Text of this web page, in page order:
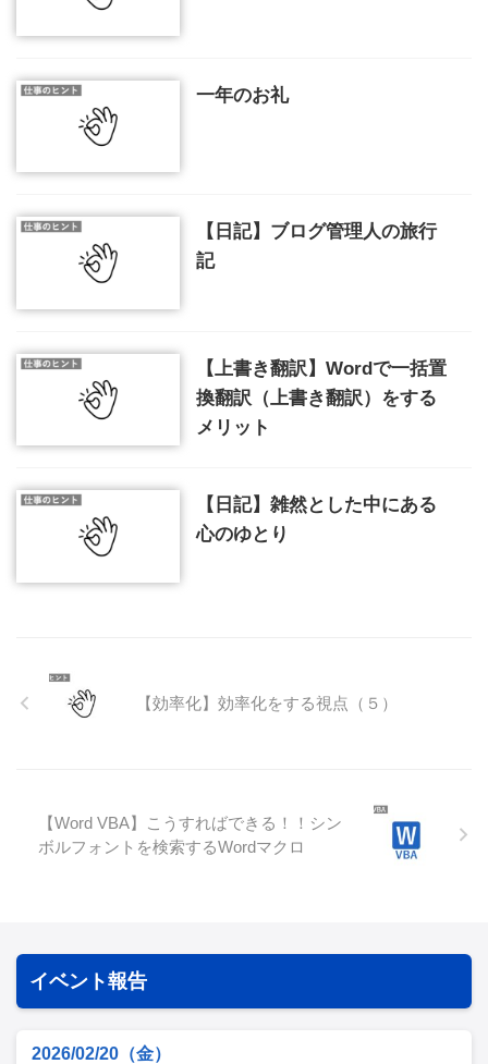
一年のお礼
【日記】ブログ管理人の旅行
記
【上書き翻訳】Wordで一括置
換翻訳（上書き翻訳）をする
メリット
【日記】雑然とした中にある
心のゆとり
【効率化】効率化をする視点（５）
【Word VBA】こうすればできる！！シン
ボルフォントを検索するWordマクロ
イベント報告
2026/02/20（金）